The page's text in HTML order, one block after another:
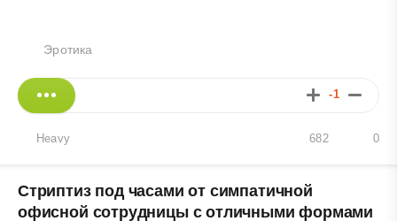
Эротика
-1
Heavy 0
682
Стриптиз под часами от симпатичной
офисной сотрудницы с отличными формами